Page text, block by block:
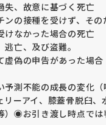
、故意に基づく死亡
の接種を受けず、その
なかった場合の死亡
亡、及び盗難。
偽の申告があった場合
測不能の成長の変化
リーアイ、膝蓋骨脱臼、
）◉お引き渡し時点では